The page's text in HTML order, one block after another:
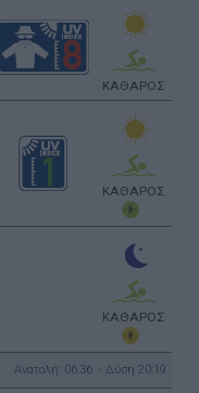
ΚΑΘΑΡΟΣ
ΚΑΘΑΡΟΣ
ΚΑΘΑΡΟΣ
Ανατολή: 06:36 - Δύση 20:19